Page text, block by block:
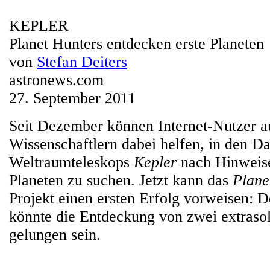
KEPLER
Planet Hunters entdecken erste Planeten
von Stefan Deiters
astronews.com
27. September 2011
Seit Dezember können Internet-Nutzer
Wissenschaftlern dabei helfen, in den
WeltraumteleskopsKepler nach
Planeten zu suchen. Jetzt kann das
Projekt einen ersten Erfolg vorweisen:
könnte die Entdeckung von zwei
gelungen sein.